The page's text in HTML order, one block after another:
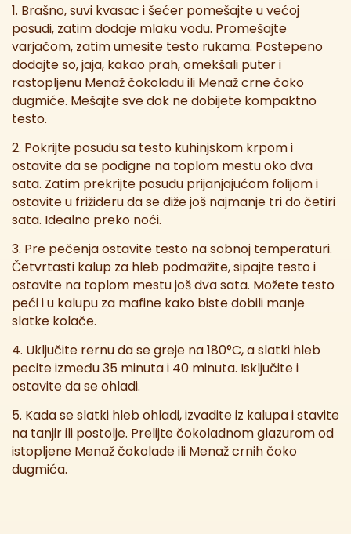
1. Brašno, suvi kvasac i šećer pomešajte u većoj
posudi, zatim dodaje mlaku vodu. Promešajte
varjačom, zatim umesite testo rukama. Postepeno
dodajte so, jaja, kakao prah, omekšali puter i
rastopljenu Menaž čokoladu ili Menaž crne čoko
dugmiće. Mešajte sve dok ne dobijete kompaktno
testo.
2. Pokrijte posudu sa testo kuhinjskom krpom i
ostavite da se podigne na toplom mestu oko dva
sata. Zatim prekrijte posudu prijanjajućom folijom i
ostavite u frižideru da se diže još najmanje tri do četiri
sata. Idealno preko noći.
3. Pre pečenja ostavite testo na sobnoj temperaturi.
Četvrtasti kalup za hleb podmažite, sipajte testo i
ostavite na toplom mestu još dva sata. Možete testo
peći i u kalupu za mafine kako biste dobili manje
slatke kolače.
4. Uključite rernu da se greje na 180°C, a slatki hleb
pecite između 35 minuta i 40 minuta. Isključite i
ostavite da se ohladi.
5. Kada se slatki hleb ohladi, izvadite iz kalupa i stavite
na tanjir ili postolje. Prelijte čokoladnom glazurom od
istopljene Menaž čokolade ili Menaž crnih čoko
dugmića.